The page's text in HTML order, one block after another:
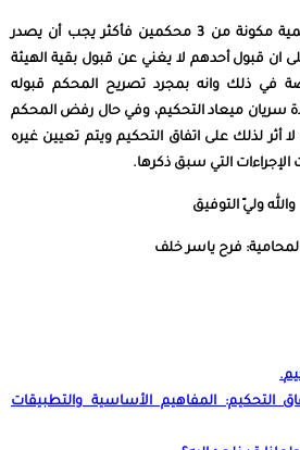
وفيما إذا كانت الهيئة التحكيمية مكونة من 3 محكمين فأكثر يجب أن يصدر
ان قبول أحدهم لا يغني عن قبول بقية الهيئة
في ذلك وانه بمجرد تصريح المحكم قبوله
سريان ميعاد التحكيم، وفي حال رفض المحكم
أثر لذلك على اتفاق التحكيم ويتم تعيين غيره
الإجراءات التي سبق ذكرها.
والله وليّ التوفيق
فرح ياسر خلف
.
التحكيم: المفاهيم الأساسية والتطبيقات